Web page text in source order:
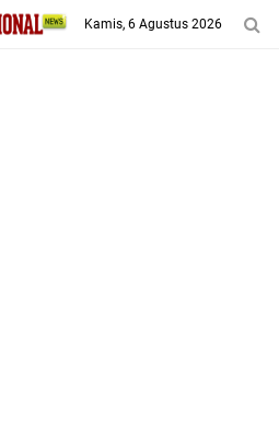
Kamis, 6 Agustus 2026